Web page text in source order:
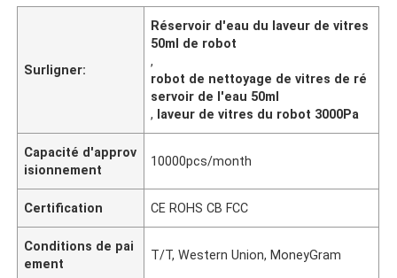
Surligner:
Réservoir d'eau du laveur de vitres
50ml de robot
,
robot de nettoyage de vitres de ré
servoir de l'eau 50ml
, laveur de vitres du robot 3000Pa
Capacité d'approv
isionnement
10000pcs/month
Certification CE ROHS CB FCC
Conditions de pai
ement
T/T, Western Union, MoneyGram